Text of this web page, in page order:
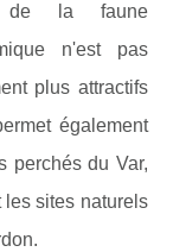
de la faune
n'est pas
plus attractifs
également
perchés du Var,
les sites naturels